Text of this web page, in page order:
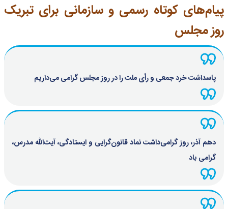
پیام‌های کوتاه رسمی و سازمانی برای تبریک
روز مجلس
پاسداشت خرد جمعی و رأی ملت را در روز مجلس گرامی می‌داریم
دهم آذر، روز گرامی‌داشت نماد قانون‌گرایی و ایستادگی، آیت‌الله مدرس،
گرامی باد